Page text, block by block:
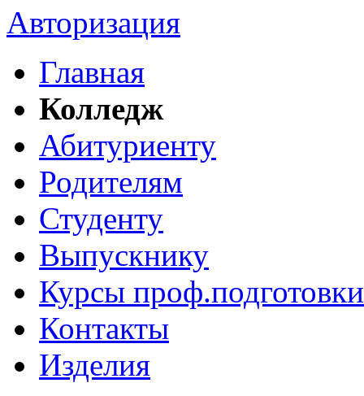
Авторизация
Главная
Колледж
Абитуриенту
Родителям
Студенту
Выпускнику
Курсы проф.подготовки
Контакты
Изделия